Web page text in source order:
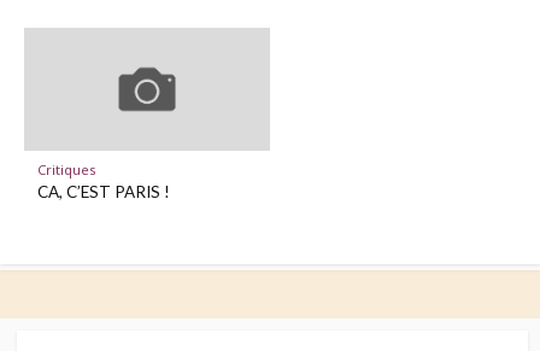
Critiques
CA, C’EST PARIS !